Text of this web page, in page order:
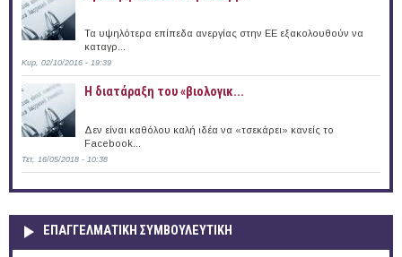
Τα υψηλότερα επίπεδα ανεργίας στην ΕΕ εξακολουθούν να
καταγρ...
Κυρ, 02/10/2016 - 19:39
Η διατάραξη του «βιολογικ...
Δεν είναι καθόλου καλή ιδέα να «τσεκάρει» κανείς το
Facebook...
Τετ, 16/05/2018 - 10:38
ΕΠΑΓΓΕΛΜΑΤΙΚΉ ΣΥΜΒΟΥΛΕΥΤΙΚΉ